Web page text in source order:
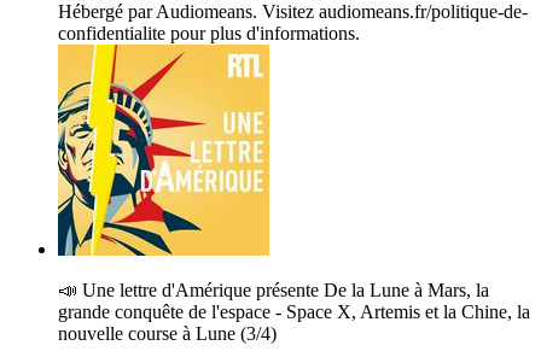
Hébergé par Audiomeans. Visitez audiomeans.fr/politique-de-
confidentialite pour plus d'informations.
📣 U­ne lettre d'Amérique présente De la Lune à Mars, la
grande conquête de l'espace - Space X, Artemis et la Chine, la
nouvelle course à Lune (3/4)